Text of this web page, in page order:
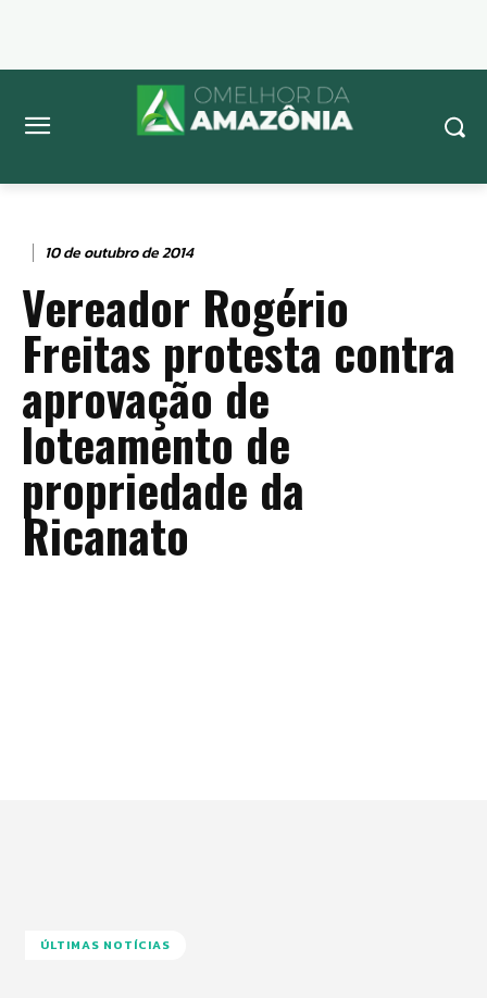
10 de outubro de 2014
Vereador Rogério
Freitas protesta contra
aprovação de
loteamento de
propriedade da
Ricanato
ÚLTIMAS NOTÍCIAS